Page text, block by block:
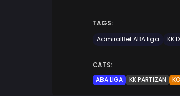
TAGS:
AdmiralBet ABA liga
KK
CATS:
ABA LIGA
KK PARTIZAN